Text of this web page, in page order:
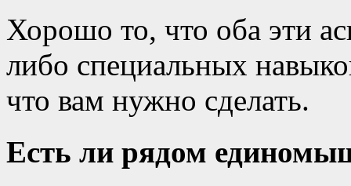
Хорошо то, что оба эти
либо специальных
что вам нужно сделать.
Есть ли рядом